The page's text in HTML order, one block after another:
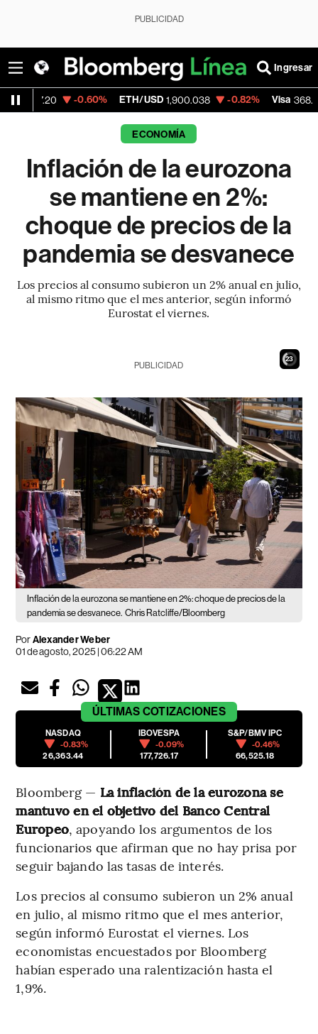
PUBLICIDAD
Ingresar
ETH/USD 1,900.038 -0.82% Visa 368.54 -0.28%
ECONOMÍA
Inflación de la eurozona
se mantiene en 2%:
choque de precios de la
pandemia se desvanece
Los precios al consumo subieron un 2% anual en julio,
al mismo ritmo que el mes anterior, según informó
Eurostat el viernes.
22
PUBLICIDAD
Inflación de la eurozona se mantiene en 2%: choque de precios de la
pandemia se desvanece. Chris Ratcliffe/Bloomberg
PorAlexander Weber
01 de agosto, 2025 | 06:22 AM
ÚLTIMAS COTIZACIONES
NASDAQ
-0.83%
26,363.44
IBOVESPA
-0.09%
177,726.17
S&P/BMV IPC
-0.46%
66,525.18
Bloomberg — La inflación de la eurozona se
mantuvo en el objetivo del Banco Central
Europeo, apoyando los argumentos de los
funcionarios que afirman que no hay prisa por
seguir bajando las tasas de interés.
Los precios al consumo subieron un 2% anual
en julio, al mismo ritmo que el mes anterior,
según informó Eurostat el viernes. Los
economistas encuestados por Bloomberg
habían esperado una ralentización hasta el
1,9%.